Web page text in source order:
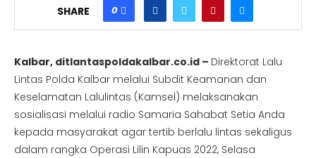
SHARE 0
Kalbar, ditlantaspoldakalbar.co.id – Direktorat Lalu
Lintas Polda Kalbar melalui Subdit Keamanan dan
Keselamatan Lalulintas (Kamsel) melaksanakan
sosialisasi melalui radio Samaria Sahabat Setia Anda
kepada masyarakat agar tertib berlalu lintas sekaligus
dalam rangka Operasi Lilin Kapuas 2022, Selasa